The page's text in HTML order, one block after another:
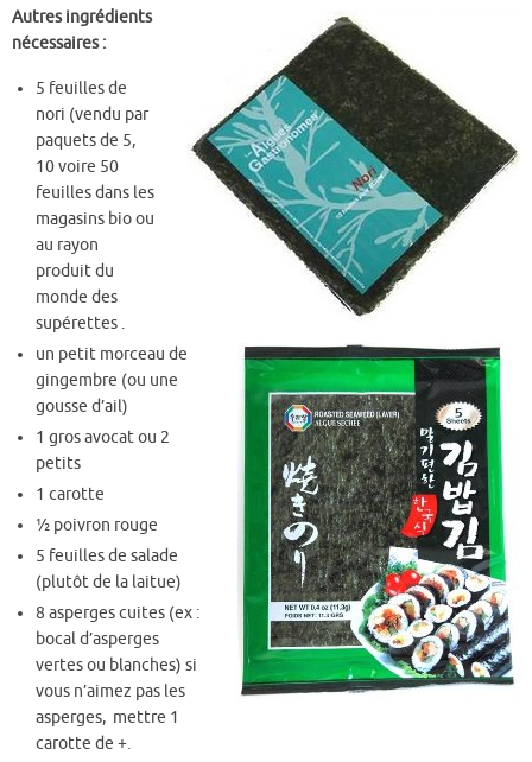
Autres ingrédients
nécessaires :
5 feuilles de
nori (vendu par
paquets de 5,
10 voire 50
feuilles dans les
magasins bio ou
au rayon
produit du
monde des
supérettes .
un petit morceau de
gingembre (ou une
gousse d’ail)
1 gros avocat ou 2
petits
1 carotte
½ poivron rouge
5 feuilles de salade
(plutôt de la laitue)
8 asperges cuites (ex :
bocal d’asperges
vertes ou blanches) si
vous n’aimez pas les
asperges, mettre 1
carotte de +.